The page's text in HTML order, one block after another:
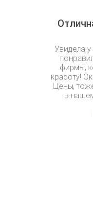
Увидела
фирмы,
красоту!
Цены,
в